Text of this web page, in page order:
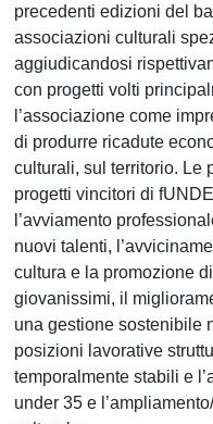
precedenti edizioni del
associazioni culturali
aggiudicandosi
con progetti volti
l’associazione come
di produrre ricadute
culturali, sul territorio. Le
progetti vincitori di
l’avviamento
nuovi talenti,
cultura e la promozione
giovanissimi, il
una gestione sostenibile
posizioni lavorative
temporalmente stabili e
under 35 e